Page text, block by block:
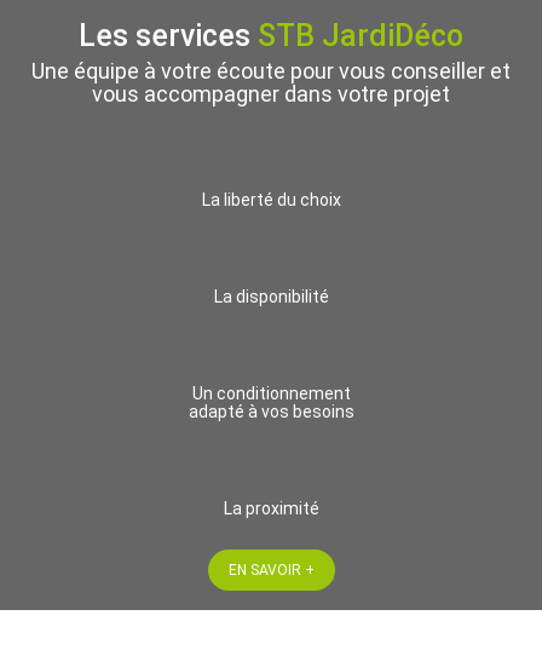
Les services STB JardiDéco
Une équipe à votre écoute pour vous conseiller et
vous accompagner dans votre projet
La liberté du choix
La disponibilité
Un conditionnement
adapté à vos besoins
La proximité
EN SAVOIR +